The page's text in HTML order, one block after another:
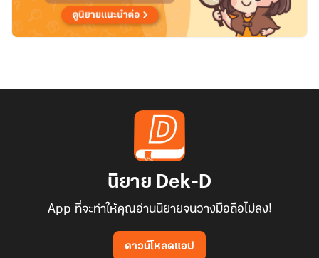
นิยาย Dek-D
App ที่จะทำให้คุณอ่านนิยายจนวางมือถือไม่ลง!
ดาวน์โหลดแอป